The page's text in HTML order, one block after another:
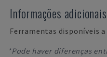
Informações adicionais
Ferramentas disponíveis
*Pode haver diferenças